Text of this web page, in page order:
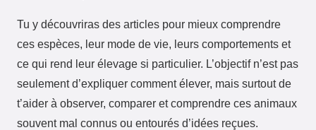
Tu y découvriras des articles pour mieux comprendre
ces espèces, leur mode de vie, leurs comportements et
ce qui rend leur élevage si particulier. L’objectif n’est pas
seulement d’expliquer comment élever, mais surtout de
t’aider à observer, comparer et comprendre ces animaux
souvent mal connus ou entourés d’idées reçues.